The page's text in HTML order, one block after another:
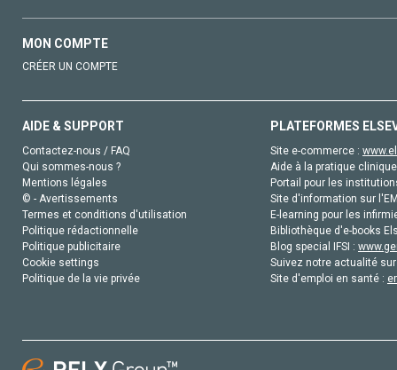
MON COMPTE
CRÉER UN COMPTE
AIDE & SUPPORT
Contactez-nous / FAQ
Qui sommes-nous ?
Mentions légales
© - Avertissements
Termes et conditions d'utilisation
Politique rédactionnelle
Politique publicitaire
Cookie settings
Politique de la vie privée
PLATEFORMES
Site e-commerce :
Aide à la pratique
Portail pour les
Site d'information sur
E-learning pour les
Bibliothèque d'e-books
Blog special IFSI :
Suivez notre actualité
Site d'emploi en santé :